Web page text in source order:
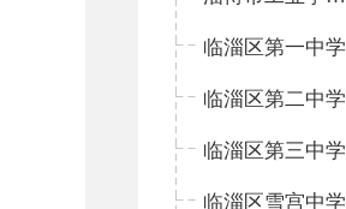
临淄区第一中学
临淄区第二中学
临淄区第三中学
临淄区雪宫中学